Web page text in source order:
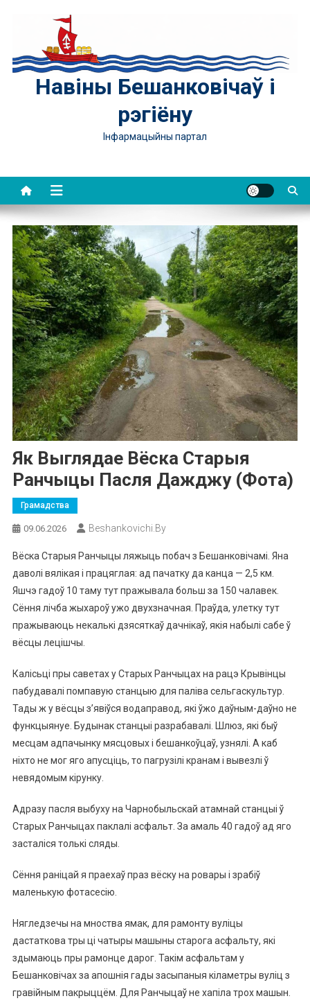
Навіны Бешанковічаў і
рэгіёну
Інфармацыйны партал
Як Выглядае Вёска Старыя
Ранчыцы Пасля Дажджу (фота)
Грамадства
09.06.2026 Beshankovichi.by
Вёска Старыя Ранчыцы ляжыць побач з Бешанковічамі. Яна
даволі вялікая і працяглая: ад пачатку да канца — 2,5 км.
Яшчэ гадоў 10 таму тут пражывала больш за 150 чалавек.
Сёння лічба жыхароў ужо двухзначная. Праўда, улетку тут
пражываюць некалькі дзясяткаў дачнікаў, якія набылі сабе ў
вёсцы лецішчы.
Калісьці пры саветах у Старых Ранчыцах на рацэ Крывінцы
пабудавалі помпавую станцыю для паліва сельгаскультур.
Тады ж у вёсцы з’явіўся водаправод, які ўжо даўным-даўно не
функцыянуе. Будынак станцыі разрабавалі. Шлюз, які быў
месцам адпачынку мясцовых і бешанкоўцаў, узнялі. А каб
ніхто не мог яго апусціць, то пагрузілі кранам і вывезлі ў
невядомым кірунку.
Адразу пасля выбуху на Чарнобыльскай атамнай станцыі ў
Старых Ранчыцах паклалі асфальт. За амаль 40 гадоў ад яго
засталіся толькі сляды.
Сёння раніцай я праехаў праз вёску на ровары і зрабіў
маленькую фотасесію.
Нягледзечы на мноства ямак, для рамонту вуліцы
дастаткова тры ці чатыры машыны старога асфальту, які
здымаюць пры рамонце дарог. Такім асфальтам у
Бешанковічах за апошнія гады засыпаныя кіламетры вуліц з
гравійным пакрыццём. Для Ранчыцаў не хапіла трох машын.